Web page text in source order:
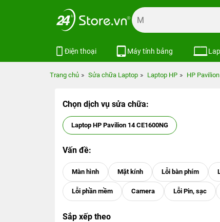
Điện thoại Máy tính bảng
Trang chủ Sửa chữa Laptop Laptop HP HP Pavilion
Chọn dịch vụ sửa chữa:
Laptop HP Pavilion 14 CE1600NG
Vấn đề:
Sắp xếp theo